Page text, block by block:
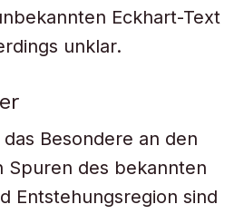
Eckhart-Text
unklar.
Besondere an den
Spuren des bekannten
Entstehungsregion sind